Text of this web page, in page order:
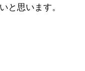
と思います。